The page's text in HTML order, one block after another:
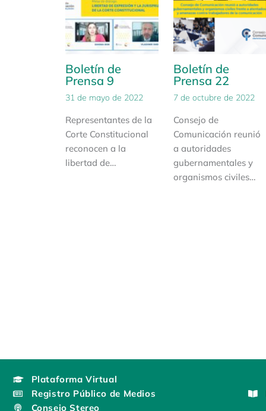
Boletín de
Prensa 9
31 de mayo de 2022
Representantes de la
Corte Constitucional
reconocen a la
libertad de…
Boletín de
Prensa 22
7 de octubre de 2022
Consejo de
Comunicación reunió
a autoridades
gubernamentales y
organismos civiles…
Plataforma Virtual
Registro Público de Medios
Consejo Stereo